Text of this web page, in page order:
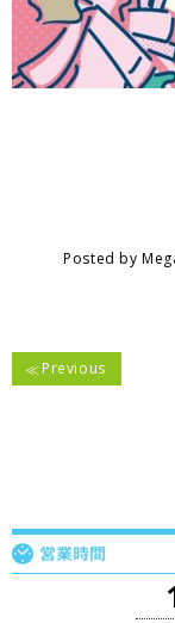
Posted by
Previous